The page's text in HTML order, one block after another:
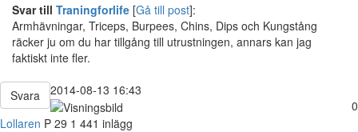
Svar till Traningforlife [Gå till post]:
Armhävningar, Triceps, Burpees, Chins, Dips och Kungstång
räcker ju om du har tillgång till utrustningen, annars kan jag
faktiskt inte fler.
Svara
2014-08-13 16:43
0
Lollaren P 29 1 441 inlägg